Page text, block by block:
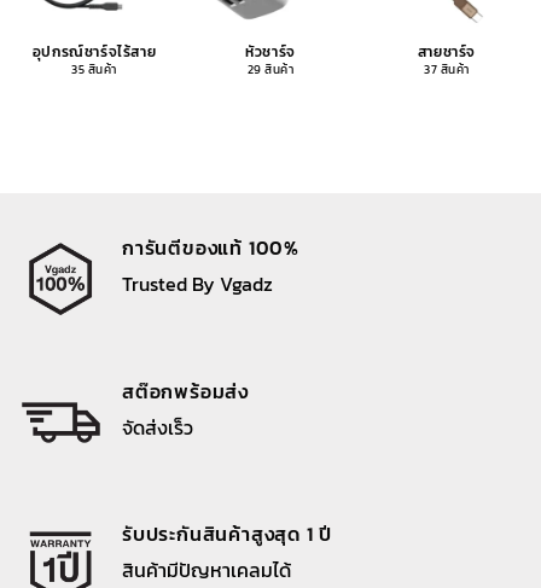
อุปกรณ์ชาร์จไร้สาย
35 สินค้า
หัวชาร์จ
29 สินค้า
สายชาร์จ
37 สินค้า
การันตีของแท้ 100%
Trusted By Vgadz
สต๊อกพร้อมส่ง
จัดส่งเร็ว
รับประกันสินค้าสูงสุด 1 ปี
สินค้ามีปัญหาเคลมได้